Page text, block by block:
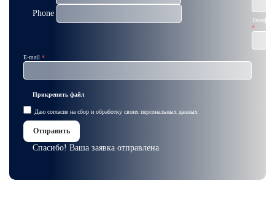
Phone
Телефон
E-mail
Прикрепить файл
Даю согласие на сбор и обработку своих персональных данных
Отправить
Спасибо! Ваша заявка отправлена